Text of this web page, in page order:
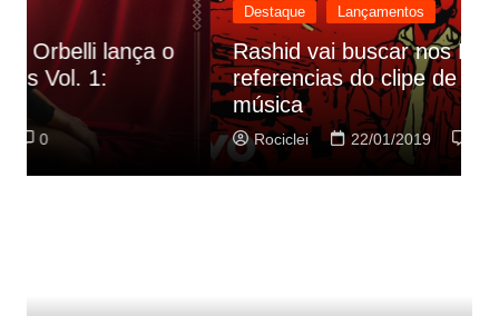
Destaque Lançamentos
Rashid vai buscar nos HQs as
referencias do clipe de sua nova
música
Rociclei 22/01/2019 0